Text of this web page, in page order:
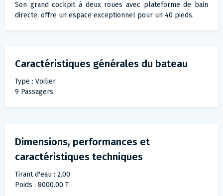
Son grand cockpit à deux roues avec plateforme de bain
directe, offre un espace exceptionnel pour un 40 pieds.
Caractéristiques générales du bateau
Type : Voilier
9 Passagers
Dimensions, performances et
caractéristiques techniques
Tirant d'eau : 2.00
Poids : 8000.00 T